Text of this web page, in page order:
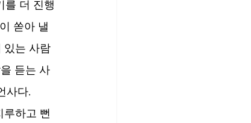
를 더 진행
쏟아 낼
있는 사람
듣는 사
사다.
루하고 뻔